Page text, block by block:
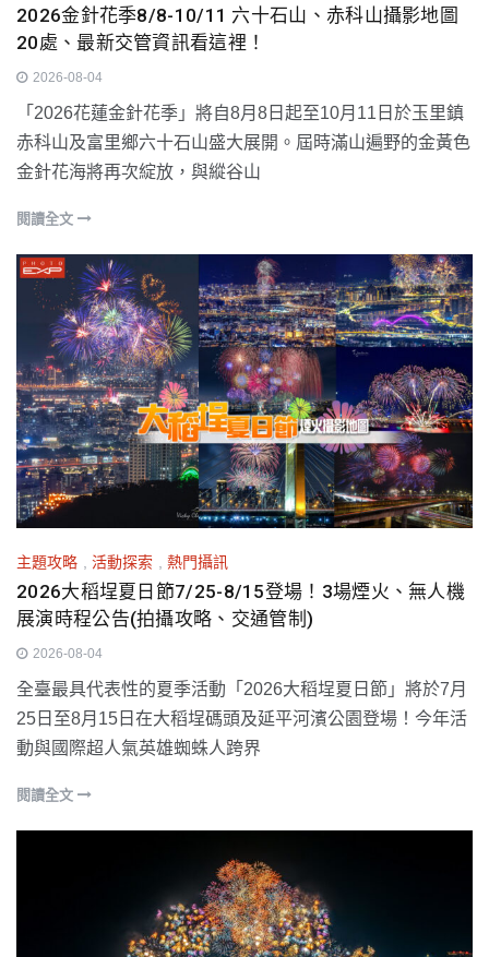
2026金針花季8/8-10/11 六十石山、赤科山攝影地圖
20處、最新交管資訊看這裡！
2026-08-04
「2026花蓮金針花季」將自8月8日起至10月11日於玉里鎮
赤科山及富里鄉六十石山盛大展開。屆時滿山遍野的金黃色
金針花海將再次綻放，與縱谷山
閱讀全文
主題攻略 , 活動探索 , 熱門攝訊
2026大稻埕夏日節7/25-8/15登場！3場煙火、無人機
展演時程公告(拍攝攻略、交通管制)
2026-08-04
全臺最具代表性的夏季活動「2026大稻埕夏日節」將於7月
25日至8月15日在大稻埕碼頭及延平河濱公園登場！今年活
動與國際超人氣英雄蜘蛛人跨界
閱讀全文